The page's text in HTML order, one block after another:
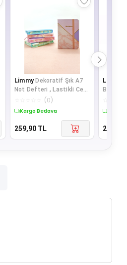
Limmy Dekoratif Şık A7
Not Defteri , Lastikli Cep
Defteri - Pudra
(0)
Kargo Bedava
259,90 TL
Limmy
Bilye
219,90